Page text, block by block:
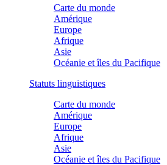
Carte du monde
Amérique
Europe
Afrique
Asie
Océanie et îles du Pacifique
Statuts linguistiques
Carte du monde
Amérique
Europe
Afrique
Asie
Océanie et îles du Pacifique